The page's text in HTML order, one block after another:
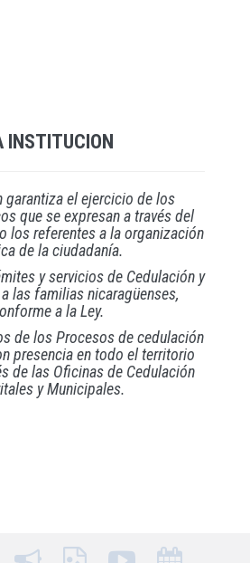
INSTITUCION
garantiza el ejercicio de los
que se expresan a través del
los referentes a la organización
de la ciudadanía.
y servicios de Cedulación y
las familias nicaragüenses,
a la Ley.
de los Procesos de cedulación
presencia en todo el territorio
de las Oficinas de Cedulación
y Municipales.